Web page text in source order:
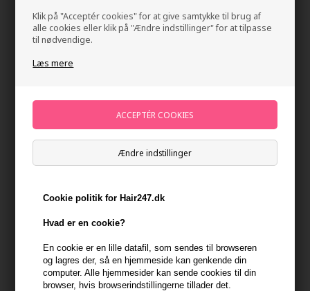
Klik på "Acceptér cookies" for at give samtykke til brug af
alle cookies eller klik på "Ændre indstillinger" for at tilpasse
til nødvendige.
Læs mere
Ændre indstillinger
Cookie politik for Hair247.dk
Hvad er en cookie?
En cookie er en lille datafil, som sendes til browseren
og lagres der, så en hjemmeside kan genkende din
computer. Alle hjemmesider kan sende cookies til din
browser, hvis browserindstillingerne tillader det.
Wella EIMI Body Crafter 150ml
+